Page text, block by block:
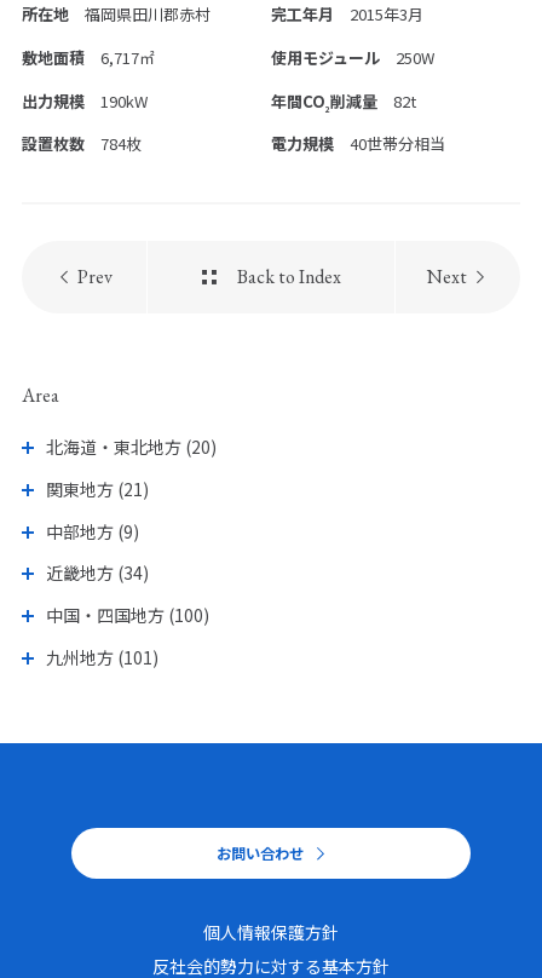
ウエストグループの
個人情報保護方針
反社会的勢力に対する基本方針
所在地 福岡県田川郡赤村 完工年月
2015年3月
敷地面積
6,717㎡ 使用モジュール
250W
出力規模
190kW 年間CO2削減量
82t
設置枚数
784枚 電力規模 40世帯分相当
Prev Back to Index Next
Area
北海道・東北地方 (20)
関東地方 (21)
中部地方 (9)
近畿地方 (34)
中国・四国地方 (100)
九州地方 (101)
お問い合わせ
個人情報保護方針
反社会的勢力に対する基本方針